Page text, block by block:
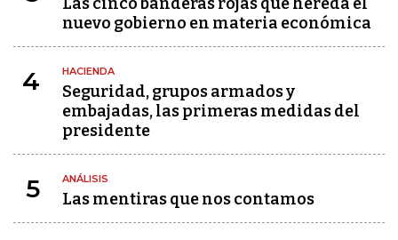
nuevo gobierno en materia económica
4 HACIENDA
Seguridad, grupos armados y
embajadas, las primeras medidas del
presidente
5 ANÁLISIS
Las mentiras que nos contamos